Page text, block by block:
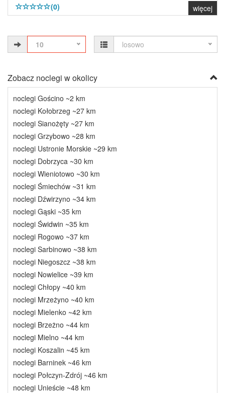
(0)
więcej
10 losowo
Zobacz noclegi w okolicy
noclegi Gościno ~2 km
noclegi Kołobrzeg ~27 km
noclegi Sianożęty ~27 km
noclegi Grzybowo ~28 km
noclegi Ustronie Morskie ~29 km
noclegi Dobrzyca ~30 km
noclegi Wieniotowo ~30 km
noclegi Śmiechów ~31 km
noclegi Dźwirzyno ~34 km
noclegi Gąski ~35 km
noclegi Świdwin ~35 km
noclegi Rogowo ~37 km
noclegi Sarbinowo ~38 km
noclegi Niegoszcz ~38 km
noclegi Nowielice ~39 km
noclegi Chłopy ~40 km
noclegi Mrzeżyno ~40 km
noclegi Mielenko ~42 km
noclegi Brzeżno ~44 km
noclegi Mielno ~44 km
noclegi Koszalin ~45 km
noclegi Barninek ~46 km
noclegi Połczyn-Zdrój ~46 km
noclegi Unieście ~48 km